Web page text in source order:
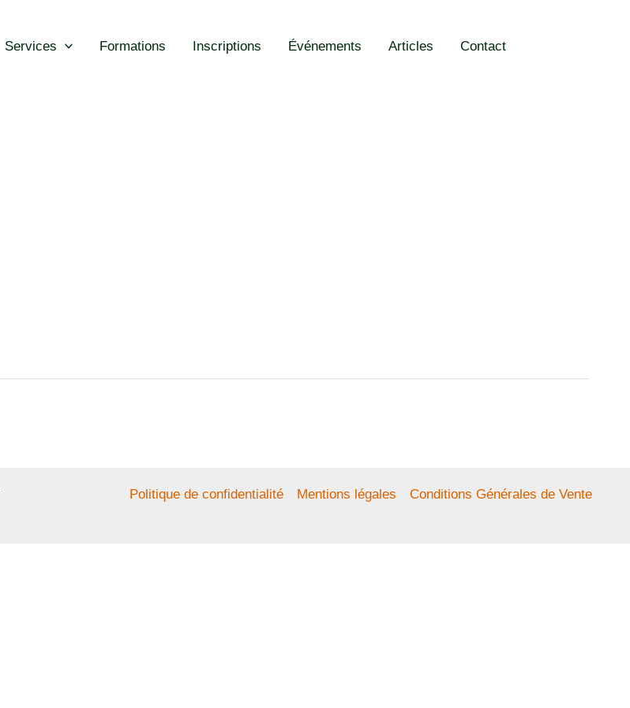
Services Formations Inscriptions Événements Articles Contact
Politique de confidentialité Mentions légales Conditions Générales de Vente